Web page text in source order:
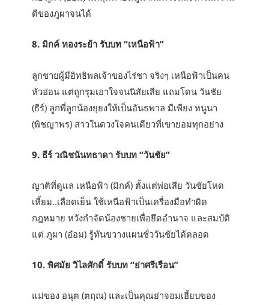
ดีของภูผาจนได้
8. มิกค์ ทองระย้า รับบท “เหนือฟ้า”
ลูกชายผู้มีอิทธิพลเจ้าของไร่ชา จริงๆ เหนือฟ้าเป็นคน
หัวอ่อน แต่ถูกรุมเอาใจจนนิสัยเสีย แถมโดน วันชัย
(ธีร์) ลูกพี่ลูกน้องยุยงให้เป็นอันธพาล มีเพียง หนูนา
(พิชญาพร) สาวในดวงใจคนเดียวที่เขายอมทุกอย่าง
9. ธีร์ วณิชนันทธาดา รับบท “วันชัย”
ญาติที่ดูแล เหนือฟ้า (มิกค์) ตั้งแต่พ่อเสีย วันชัยโหด
เหี้ยม..เลือดเย็น ใช้เหนือฟ้าเป็นเครื่องมือทำผิด
กฎหมาย หวังกำจัดน้องชายเพื่อยึดอำนาจ และสมบัติ
แต่ ภูผา (อ๋อม) รู้ทันขวางแผนชั่ววันชัยได้ตลอด
10. พิศมัย วิไลศักดิ์ รับบท “ย่าศรีเรือน”
แม่ของ อนุต (ตฤณ) และเป็นคุณย่าจอมเฮี้ยบของ